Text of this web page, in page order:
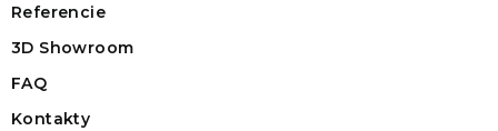
Referencie
3D Showroom
FAQ
Kontakty